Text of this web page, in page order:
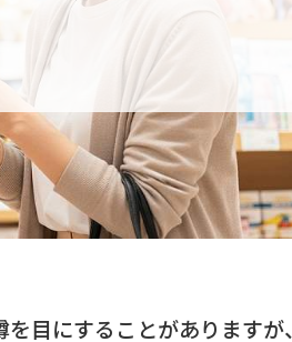
目にすることがありますが、